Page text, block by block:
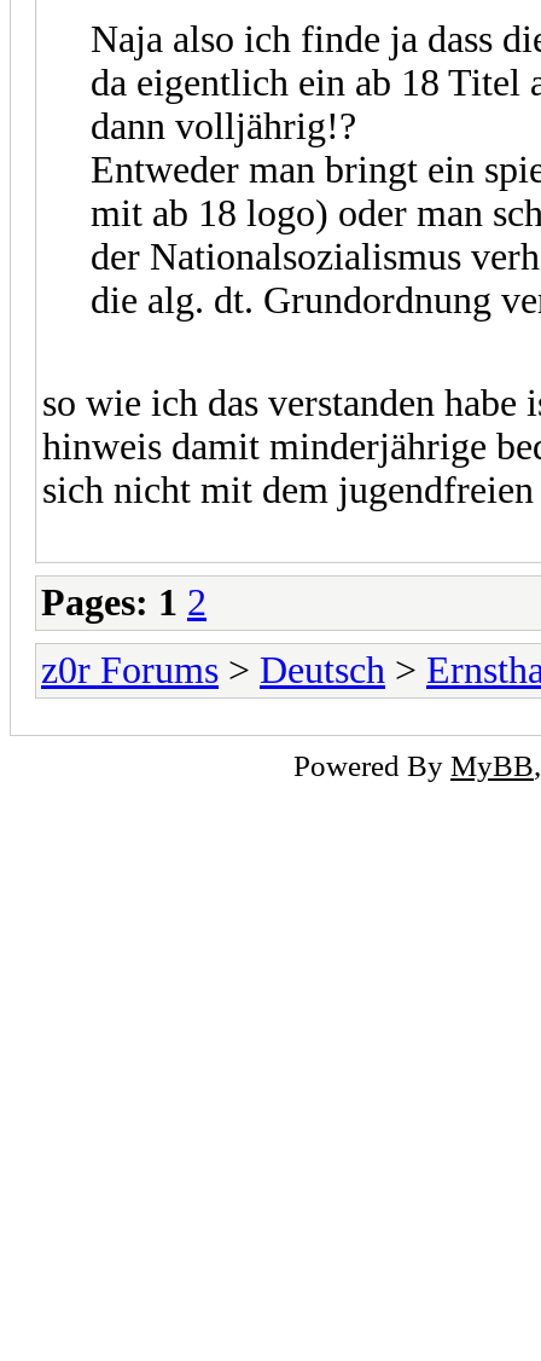
Naja also ich finde ja dass
da eigentlich ein ab 18 Titel
dann volljährig!?
Entweder man bringt ein
mit ab 18 logo) oder man
der Nationalsozialismus
die alg. dt. Grundordnung
so wie ich das verstanden
hinweis damit minderjährige
sich nicht mit dem
Pages: 1 2
z0r Forums > Deutsch >
Powered By MyBB